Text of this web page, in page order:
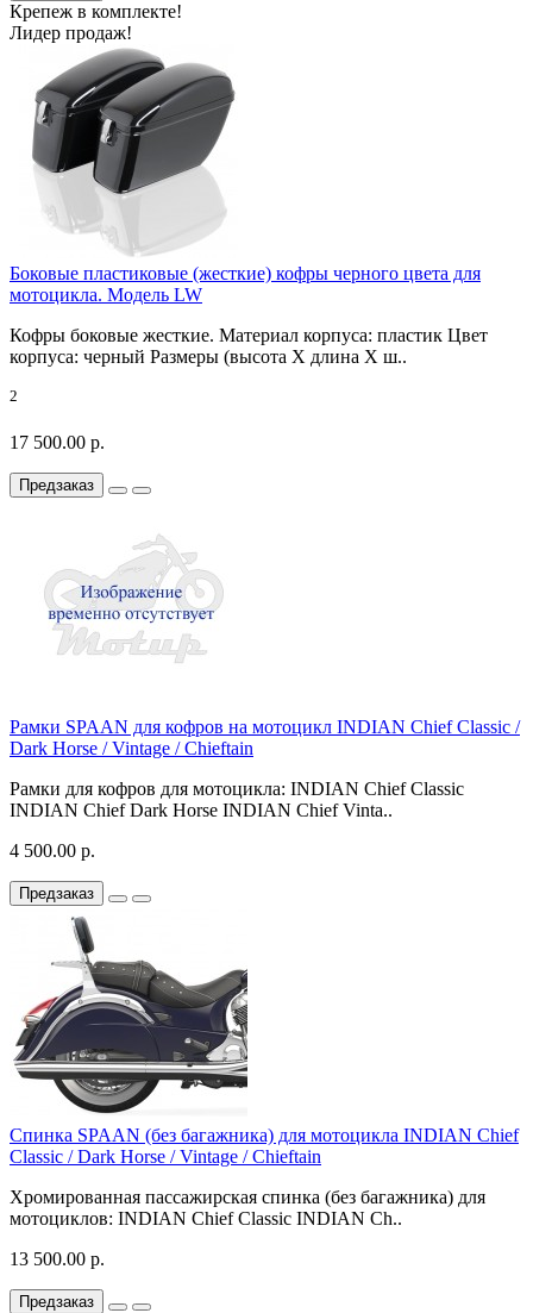
Крепеж в комплекте!
Лидер продаж!
Боковые пластиковые (жесткие) кофры черного цвета для
мотоцикла. Модель LW
Кофры боковые жесткие. Материал корпуса: пластик Цвет
корпуса: черный Размеры (высота X длина X ш..
2
17 500.00 р.
Предзаказ
Рамки SPAAN для кофров на мотоцикл INDIAN Chief Classic /
Dark Horse / Vintage / Chieftain
Рамки для кофров для мотоцикла: INDIAN Chief Classic
INDIAN Chief Dark Horse INDIAN Chief Vinta..
4 500.00 р.
Предзаказ
Спинка SPAAN (без багажника) для мотоцикла INDIAN Chief
Classic / Dark Horse / Vintage / Chieftain
Хромированная пассажирская спинка (без багажника) для
мотоциклов: INDIAN Chief Classic INDIAN Ch..
13 500.00 р.
Предзаказ